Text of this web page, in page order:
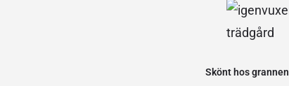
Skönt hos grannen